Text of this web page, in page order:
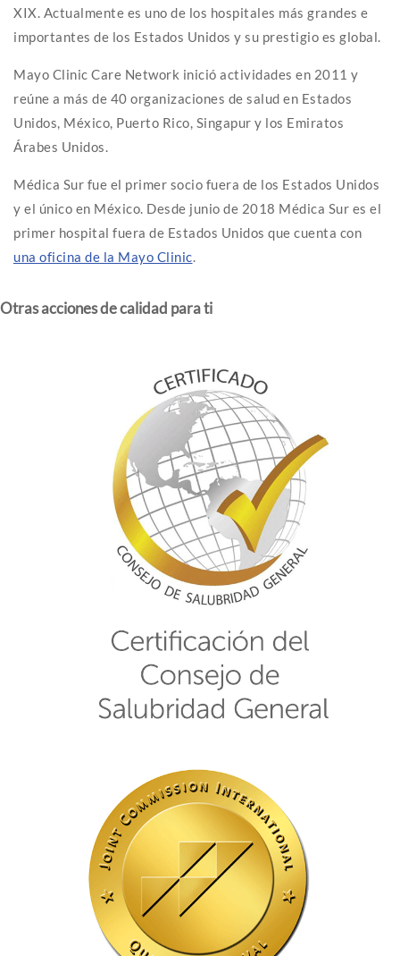
XIX. Actualmente es uno de los hospitales más grandes e
importantes de los Estados Unidos y su prestigio es global.
Mayo Clinic Care Network inició actividades en 2011 y
reúne a más de 40 organizaciones de salud en Estados
Unidos, México, Puerto Rico, Singapur y los Emiratos
Árabes Unidos.
Médica Sur fue el primer socio fuera de los Estados Unidos
y el único en México. Desde junio de 2018 Médica Sur es el
primer hospital fuera de Estados Unidos que cuenta con
una oficina de la Mayo Clinic.
Otras acciones de calidad para ti